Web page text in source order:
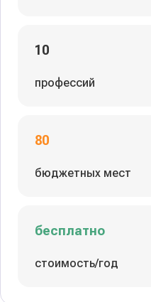
10
профессий
80
бюджетных мест
бесплатно
стоимость/год